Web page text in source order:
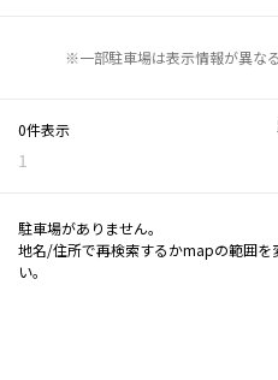
※一部駐車場は表示情報が異な
0件表示
1
駐車場がありません。
地名/住所で再検索するかmapの範囲を
い。